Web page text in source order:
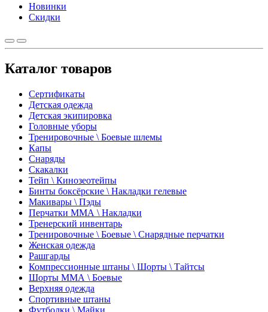
Новинки
Скидки
Каталог товаров
Сертификаты
Детская одежда
Детская экипировка
Головные уборы
Тренировочные \ Боевые шлемы
Капы
Снаряды
Скакалки
Тейп \ Кинозеотейпы
Бинты боксёрские \ Накладки гелевые
Макивары \ Пэды
Перчатки ММА \ Накладки
Тренерский инвентарь
Тренировочные \ Боевые \ Снарядные перчатки
Женская одежда
Рашгарды
Компрессионные штаны \ Шорты \ Тайтсы
Шорты ММА \ Боевые
Верхняя одежда
Спортивные штаны